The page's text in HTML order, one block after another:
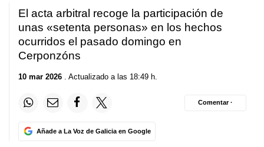
El acta arbitral recoge la participación de
unas «setenta personas» en los hechos
ocurridos el pasado domingo en
Cerponzóns
10 mar 2026 . Actualizado a las 18:49 h.
Añade a La Voz de Galicia en Google
Comentar ·